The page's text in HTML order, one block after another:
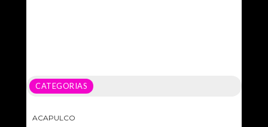
CATEGORIAS
ACAPULCO